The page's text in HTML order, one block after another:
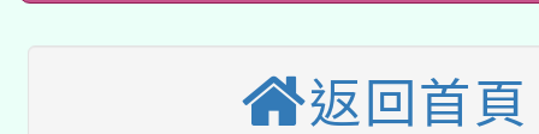
動」
開 智慧啟航」
招甄選結果公告(無人
適應運動共學行動站研
返回首頁